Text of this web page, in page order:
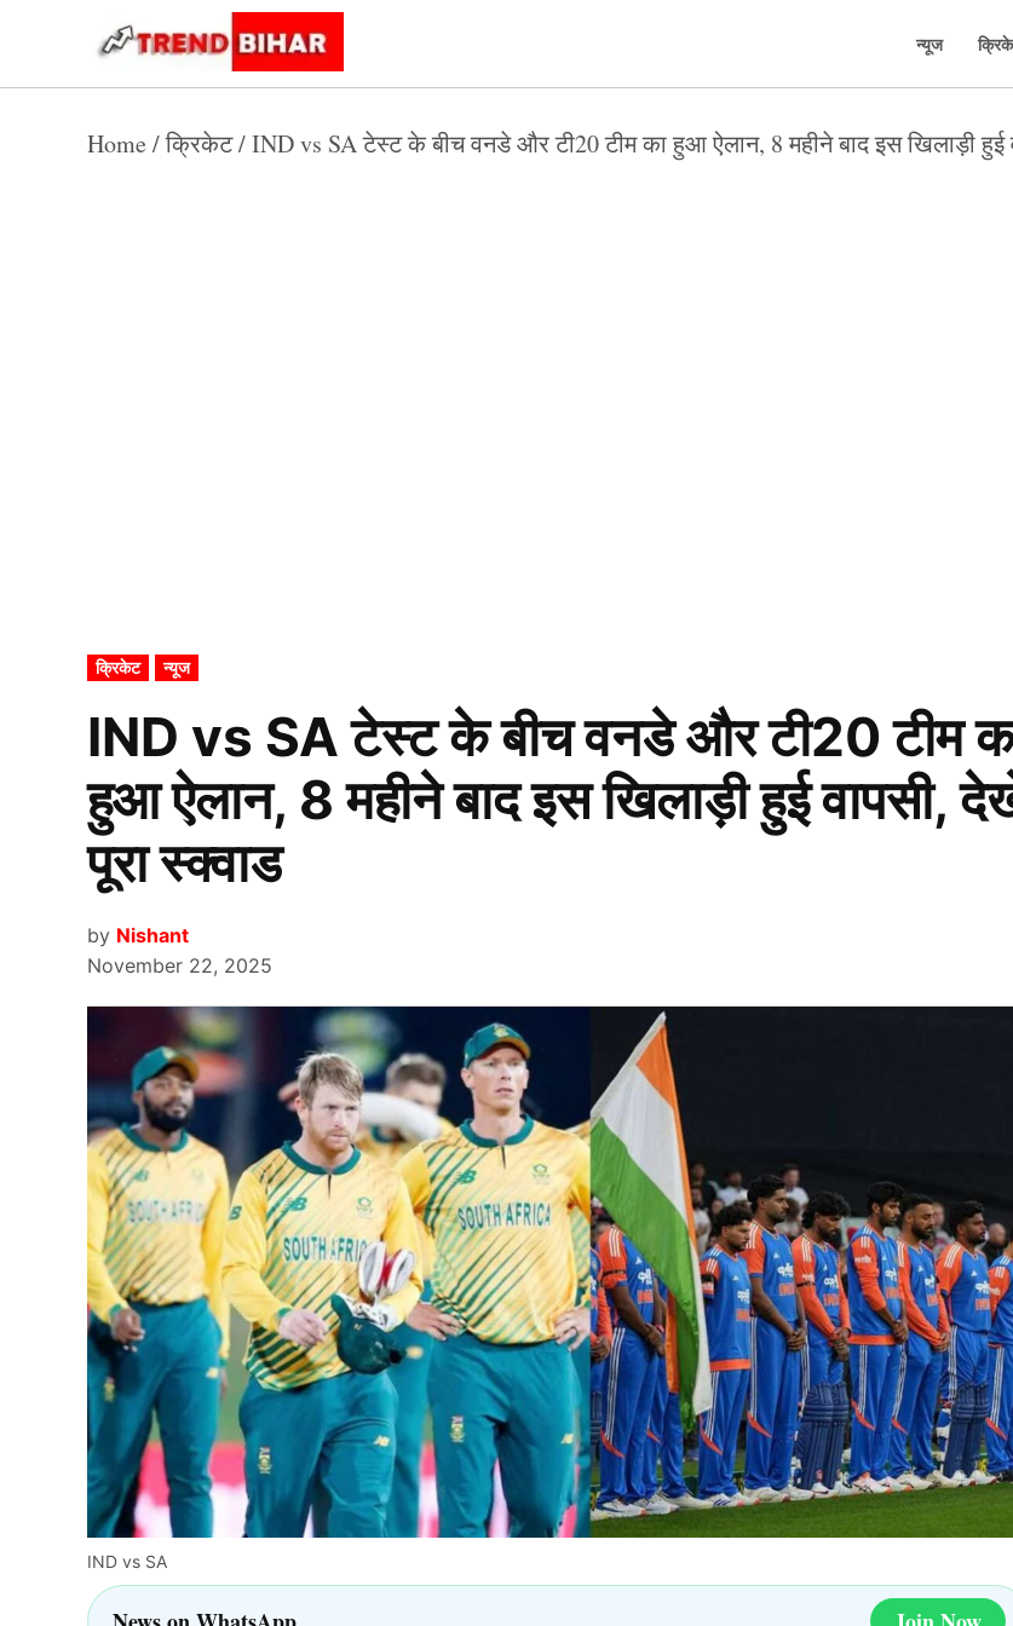
content
Bihar
न्यूज
Home /क्रिकेट/IND vs SA टेस्ट के बीच वनडे और टी20 टीम का हुआ ऐलान, 8 महीने बाद इस खिलाड़ी हुई
POSTED
IN
क्रिकेट न्यूज
IND vs SA टेस्ट के बीच वनडे और टी20 टीम
हुआ ऐलान, 8 महीने बाद इस खिलाड़ी हुई वापसी,
पूरा स्क्वाड
by Nishant
November 22, 2025
IND vs SA